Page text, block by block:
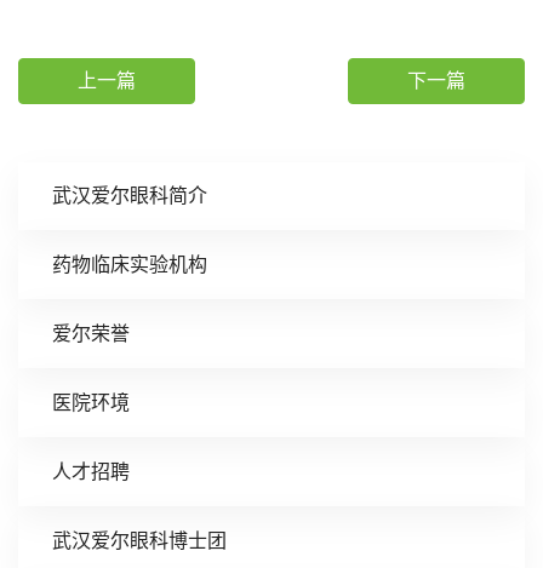
武汉爱尔眼科简介
药物临床实验机构
爱尔荣誉
医院环境
人才招聘
武汉爱尔眼科博士团
上一篇 下一篇